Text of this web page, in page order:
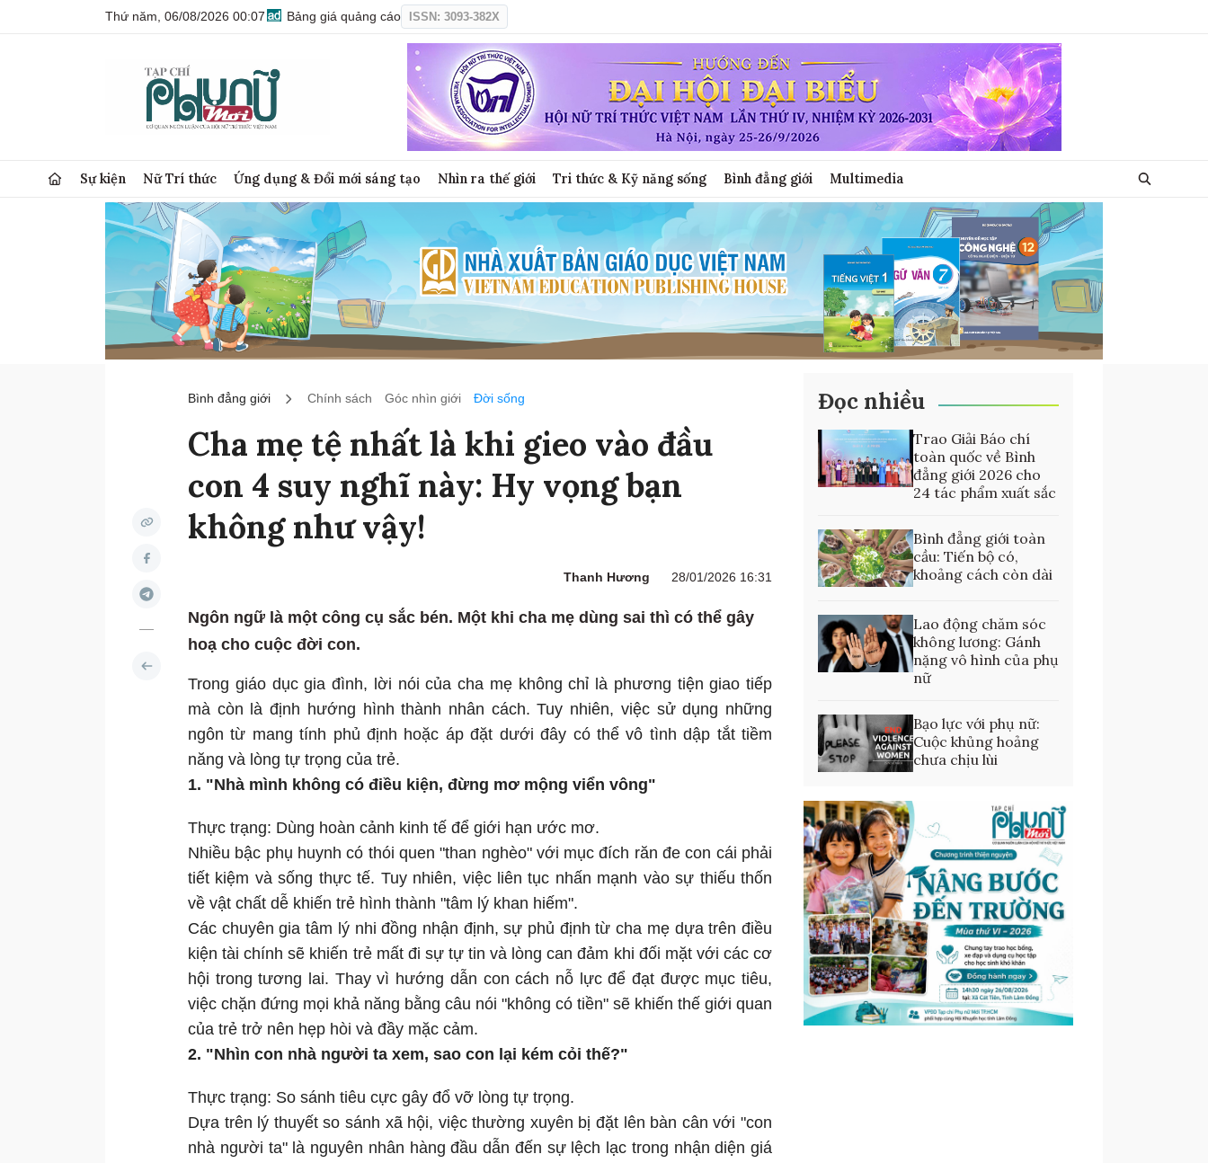
Thứ năm, 06/08/2026 00:07 Bảng giá quảng cáo ISSN: 3093-382X
Sự kiện Nữ Trí thức Ứng dụng & Đổi mới sáng tạo Nhìn ra thế giới Tri thức & Kỹ năng sống Bình đẳng giới Multimedia
Bình đẳng giới Chính sách Góc nhìn giới Đời sống
Cha mẹ tệ nhất là khi gieo vào đầu
con 4 suy nghĩ này: Hy vọng bạn
không như vậy!
Thanh Hương 28/01/2026 16:31
Ngôn ngữ là một công cụ sắc bén. Một khi cha mẹ dùng sai thì có thể gây
hoạ cho cuộc đời con.
Trong giáo dục gia đình, lời nói của cha mẹ không chỉ là phương tiện giao tiếp
mà còn là định hướng hình thành nhân cách. Tuy nhiên, việc sử dụng những
ngôn từ mang tính phủ định hoặc áp đặt dưới đây có thể vô tình dập tắt tiềm
năng và lòng tự trọng của trẻ.
1. "Nhà mình không có điều kiện, đừng mơ mộng viển vông"
Thực trạng: Dùng hoàn cảnh kinh tế để giới hạn ước mơ.
Nhiều bậc phụ huynh có thói quen "than nghèo" với mục đích răn đe con cái phải
tiết kiệm và sống thực tế. Tuy nhiên, việc liên tục nhấn mạnh vào sự thiếu thốn
về vật chất dễ khiến trẻ hình thành "tâm lý khan hiếm".
Các chuyên gia tâm lý nhi đồng nhận định, sự phủ định từ cha mẹ dựa trên điều
kiện tài chính sẽ khiến trẻ mất đi sự tự tin và lòng can đảm khi đối mặt với các cơ
hội trong tương lai. Thay vì hướng dẫn con cách nỗ lực để đạt được mục tiêu,
việc chặn đứng mọi khả năng bằng câu nói "không có tiền" sẽ khiến thế giới quan
của trẻ trở nên hẹp hòi và đầy mặc cảm.
2. "Nhìn con nhà người ta xem, sao con lại kém cỏi thế?"
Thực trạng: So sánh tiêu cực gây đổ vỡ lòng tự trọng.
Dựa trên lý thuyết so sánh xã hội, việc thường xuyên bị đặt lên bàn cân với "con
nhà người ta" là nguyên nhân hàng đầu dẫn đến sự lệch lạc trong nhận diện giá
Đọc nhiều
Trao Giải Báo chí
toàn quốc về Bình
đẳng giới 2026 cho
24 tác phẩm xuất sắc
Bình đẳng giới toàn
cầu: Tiến bộ có,
khoảng cách còn dài
Lao động chăm sóc
không lương: Gánh
nặng vô hình của phụ
nữ
Bạo lực với phụ nữ:
Cuộc khủng hoảng
chưa chịu lùi